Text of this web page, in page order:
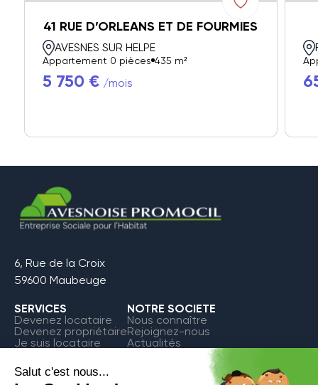
41 RUE D’ORLEANS ET DE FOURMIES
AVESNES SUR HELPE
Appartement 0 pièces 435 m²
5 750 € /mois
6, Rue de la Croix
59600 Maubeuge
SERVICES
Devenez locataire
Devenez propriétaire
Je suis locataire
NOTRE SOCIETE
Nous connaître
Rejoignez-nous
Actualités